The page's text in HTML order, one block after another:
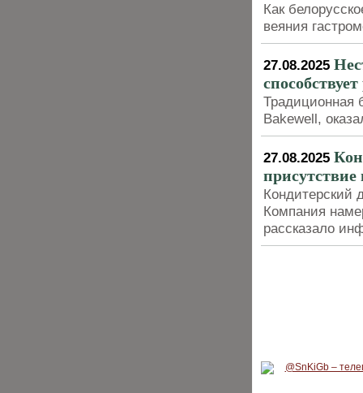
Как
веяния
27.08.2025
Традиционная
Bakewell,
27.08.2025
присутствие
Кондитерский
Компания
рассказало